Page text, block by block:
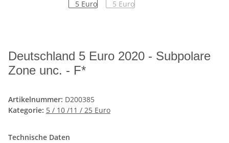
Deutschland 5 Euro 2020 - Subpolare
Zone unc. - F*
Artikelnummer: D200385
Kategorie: 5 / 10 /11 / 25 Euro
Technische Daten